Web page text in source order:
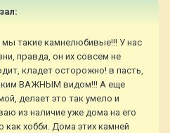
такие камнелюбивые!!! У нас
правда, он их совсем не
кладет осторожно! в пасть,
ВАЖНЫМ видом!!! А еще
делает это так умело и
из наличие уже дома на его
как хобби. Дома этих камней